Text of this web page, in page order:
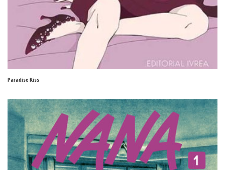
Paradise Kiss